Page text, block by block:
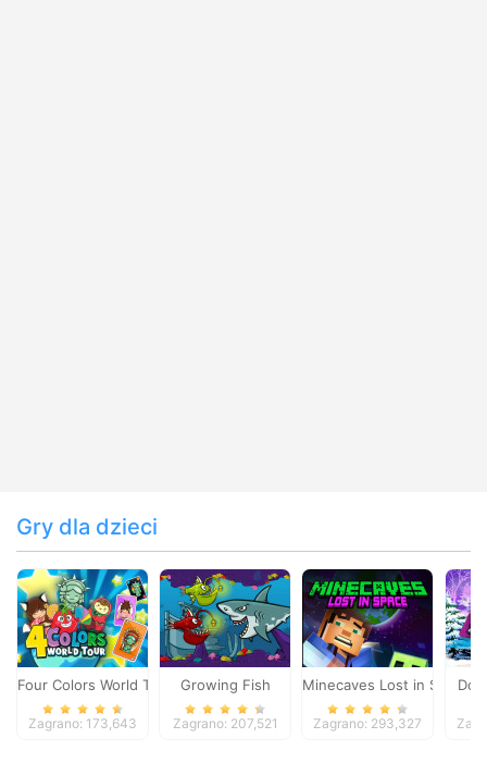
Gry dla dzieci
Four Colors World Tour
Zagrano: 173,643
Growing Fish
Zagrano: 207,521
Minecaves Lost in Space
Zagrano: 293,327